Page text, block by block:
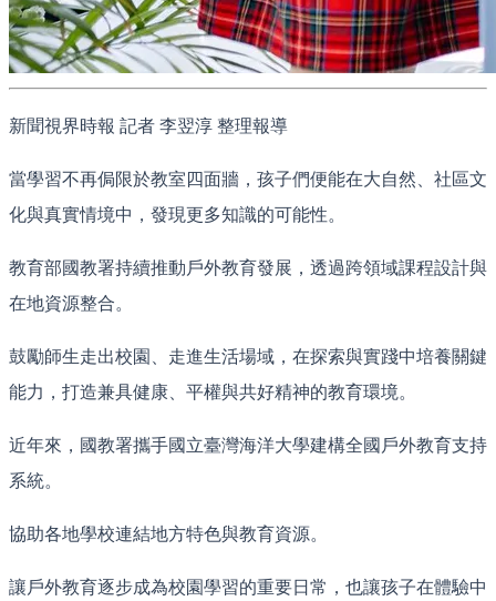
新聞視界時報 記者 李翌淳 整理報導
當學習不再侷限於教室四面牆，孩子們便能在大自然、社區文
化與真實情境中，發現更多知識的可能性。
教育部國教署持續推動戶外教育發展，透過跨領域課程設計與
在地資源整合。
鼓勵師生走出校園、走進生活場域，在探索與實踐中培養關鍵
能力，打造兼具健康、平權與共好精神的教育環境。
近年來，國教署攜手國立臺灣海洋大學建構全國戶外教育支持
系統。
協助各地學校連結地方特色與教育資源。
讓戶外教育逐步成為校園學習的重要日常，也讓孩子在體驗中